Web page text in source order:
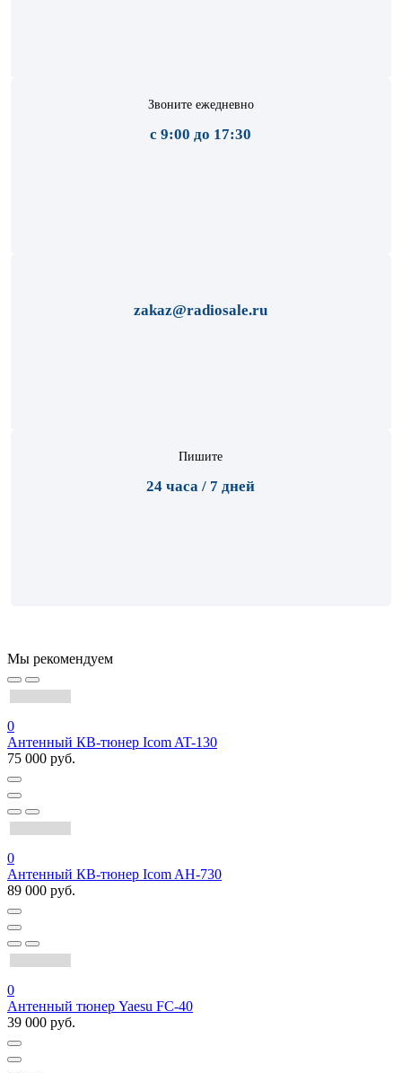
Звоните ежедневно
с 9:00 до 17:30
zakaz@radiosale.ru
Пишите
24 часа / 7 дней
Мы рекомендуем
0
Антенный КВ-тюнер Icom AT-130
75 000 руб.
0
Антенный КВ-тюнер Icom AH-730
89 000 руб.
0
Антенный тюнер Yaesu FC-40
39 000 руб.